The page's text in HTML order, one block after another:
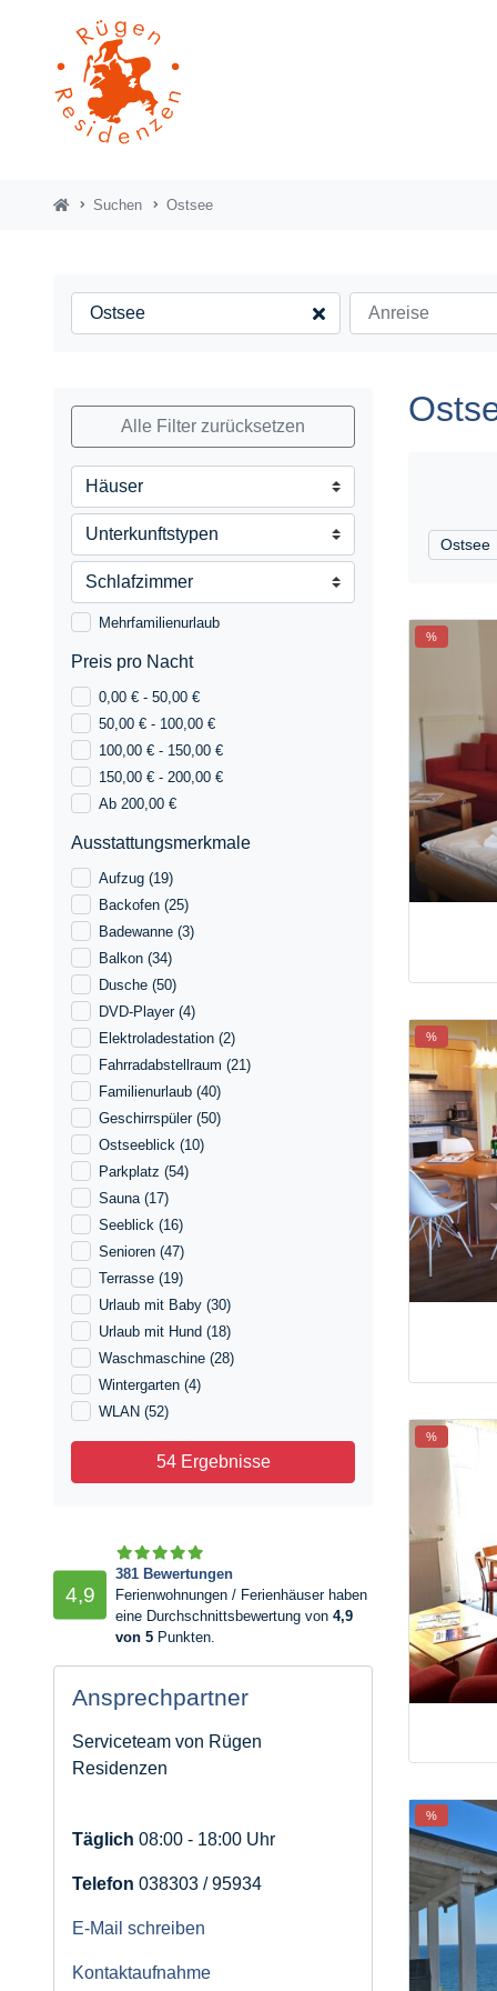
Suchen Ostsee
Alle Filter zurücksetzen
Mehrfamilienurlaub
Preis pro Nacht
0,00 € - 50,00 €
50,00 € - 100,00 €
100,00 € - 150,00 €
150,00 € - 200,00 €
Ab 200,00 €
Ausstattungsmerkmale
Aufzug (19)
Backofen (25)
Badewanne (3)
Balkon (34)
Dusche (50)
DVD-Player (4)
Elektroladestation (2)
Fahrradabstellraum (21)
Familienurlaub (40)
Geschirrspüler (50)
Ostseeblick (10)
Parkplatz (54)
Sauna (17)
Seeblick (16)
Senioren (47)
Terrasse (19)
Urlaub mit Baby (30)
Urlaub mit Hund (18)
Waschmaschine (28)
Wintergarten (4)
WLAN (52)
54 Ergebnisse
4,9
381 Bewertungen
Ferienwohnungen / Ferienhäuser haben
eine Durchschnittsbewertung von 4,9
von 5 Punkten.
Ansprechpartner
Serviceteam von Rügen
Residenzen
Täglich 08:00 - 18:00 Uhr
Telefon 038303 / 95934
E-Mail schreiben
Kontaktaufnahme
Ostsee
%
%
%
%